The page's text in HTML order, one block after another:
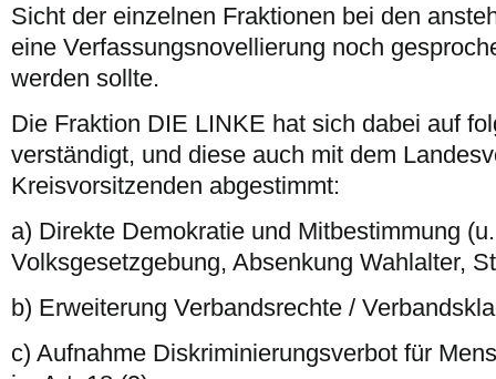
Sicht der einzelnen Fraktionen bei den
eine Verfassungsnovellierung noch
werden sollte.
Die Fraktion DIE LINKE hat sich dabei auf
verständigt, und diese auch mit dem
Kreisvorsitzenden abgestimmt:
a) Direkte Demokratie und Mitbestimmung
Volksgesetzgebung, Absenkung Wahlalter,
b) Erweiterung Verbandsrechte /
c) Aufnahme Diskriminierungsverbot für